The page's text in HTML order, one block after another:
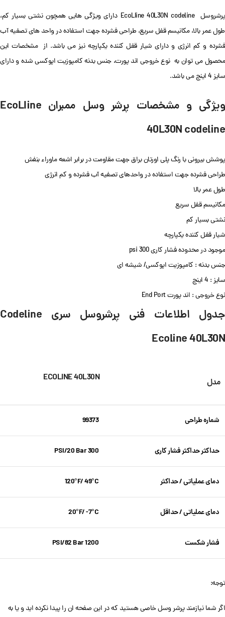
پرشروسل EcoLIine 40L30N codeline دارای ویژگی هایی همچون نشتی بسیار کم،
طول عمر بالا، مکانیسم قفل سریع، طراحی فشرده جهت استفاده در واحد های تصفیه آب
فشرده و کم انرژی و دارای شیار قفل کننده یکپارچه نیز می باشد. از مشخصات این
محصول می توان به نوع خروجی اند پورت، جنس بدنه کامپوزیت اپوکسی شده و دارای
سایز 4 اینچ می باشد.
ویژگی و مشخصات پرشر وسل ممبران EcoLIine
40L30N codeline
پوشش بیرونی با رنگ پلی اورتان براق جهت مقاومت در برابر اشعه ماوراء بنفش
طراحی فشرده جهت استفاده در واحدهای تصفیه آب فشرده و کم انرژی
طول عمر بالا
مکانیسم قفل سریع
نشتی بسیار کم
شیار قفل کننده یکپارچه
موجود در محدوده فشار کاری 300 psi
جنس بدنه : کامپوزیت اپوکسی/ شیشه ای
سایز : 4 اینچ
نوع خروجی : اند پورت End Port
جدول اطلاعات فنی پرشروسل سری Codeline
Ecoline 40L30N
مدل ECOLINE 40L30N
شماره طراحی 99373
حداکثر حداکثر فشار کاری 300 PSI/20 Bar
دمای عملیاتی / حداکثر 120°F/ 49°C
دمای عملیاتی / حداقل 20°F/ -7°C
فشار شکست 1200 PSI/82 Bar
توجه:
اگر شما نیازمند پرشر وسل خاصی هستید که در این صفحه ان را پیدا نکرده اید و یا به